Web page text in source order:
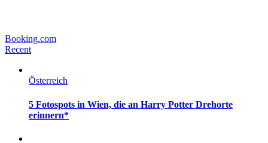
Booking.com
Recent
Österreich
5 Fotospots in Wien, die an Harry Potter Drehorte
erinnern*